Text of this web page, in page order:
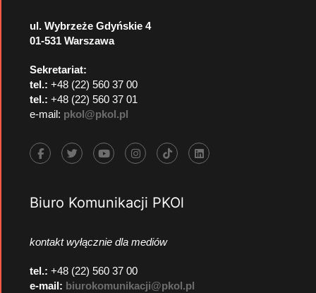
ul. Wybrzeże Gdyńskie 4
01-531 Warszawa
Sekretariat:
tel.: +48 (22) 560 37 00
tel.: +48 (22) 560 37 01
e-mail: pkol@pkol.pl
Biuro Komunikacji PKOl
kontakt wyłącznie dla mediów
tel.: +48 (22) 560 37 00
e-mail: biurokomunikacji@pkol.pl